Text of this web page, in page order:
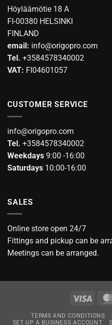
options
may
on
the
product
Höyläämötie 18 A
FI-00380 HELSINKI
FINLAND
email: info@origopro.com
Tel. +3584578340002
VAT: FI04601057
CUSTOMER SERVICE
info@origopro.com
Tel. +3584578340002
Weekdays 9:00 -16:00
Saturdays 10:00-16:00
SALES
Online store open 24/7
Fittings and pickup can be
Meetings can be arranged.
Visa
TERMS AND CONDITIONS
SET UP A BUSINESS ACCOUNT